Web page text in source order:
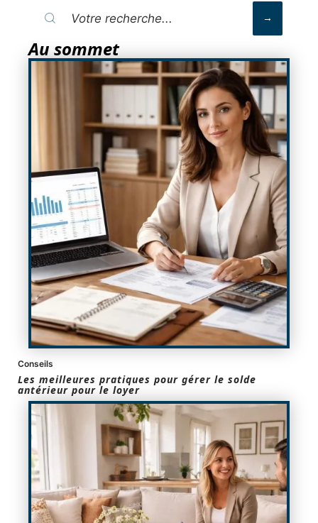
Au sommet
Conseils
Les meilleures pratiques pour gérer le solde
antérieur pour le loyer